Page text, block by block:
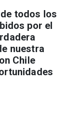
todos los
por el
nuestra
Chile